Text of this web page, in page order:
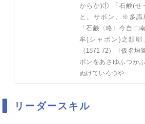
からか)① 「石鹸(せ
と。サボン。※多識
「石鹸〈略〉今自二
牟(シャボン)之類
（1871‐72）〈仮名垣
ボンをあさゆふつか
ぬけていろつや…
リーダースキル